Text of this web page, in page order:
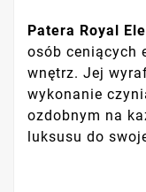
Patera Royal
osób ceniących
wnętrz. Jej
wykonanie
ozdobnym na
luksusu do